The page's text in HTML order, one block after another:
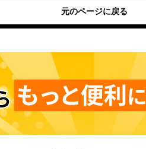
元のページに戻る